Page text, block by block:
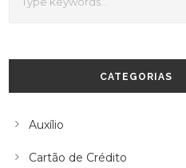
CATEGORIAS
Auxílio
Cartão de Crédito